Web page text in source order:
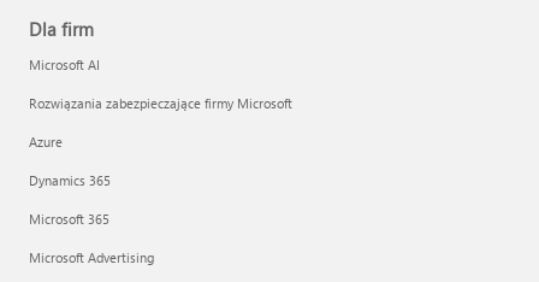
Dla firm
Microsoft AI
Rozwiązania zabezpieczające firmy Microsoft
Azure
Dynamics 365
Microsoft 365
Microsoft Advertising